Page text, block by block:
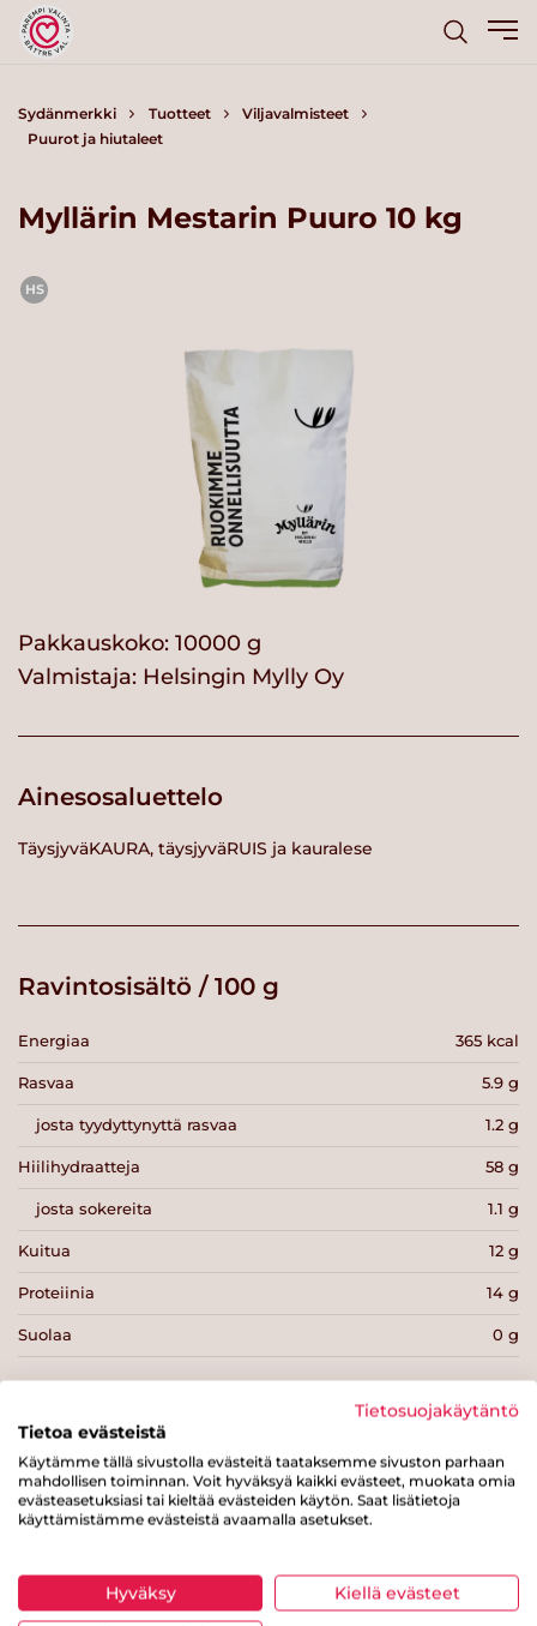
Sydänmerkki Tuotteet
Viljavalmisteet
Puurot ja hiutaleet
Myllärin Mestarin Puuro 10 kg
HS
Pakkauskoko: 10000 g
Valmistaja: Helsingin Mylly Oy
Ainesosaluettelo
TäysjyväKAURA, täysjyväRUIS ja kauralese
Ravintosisältö / 100 g
Energiaa 365 kcal
Rasvaa 5.9 g
josta tyydyttynyttä rasvaa 1.2 g
Hiilihydraatteja 58 g
josta sokereita 1.1 g
Kuitua 12 g
Proteiinia 14 g
Suolaa 0 g
Tulosta sivu Jaa tuote
Tietosuojakäytäntö
Tietoa evästeistä
Käytämme tällä sivustolla evästeitä taataksemme sivuston parhaan
mahdollisen toiminnan. Voit hyväksyä kaikki evästeet, muokata omia
evästeasetuksiasi tai kieltää evästeiden käytön. Saat lisätietoja
käyttämistämme evästeistä avaamalla asetukset.
Hyväksy Kiellä evästeet